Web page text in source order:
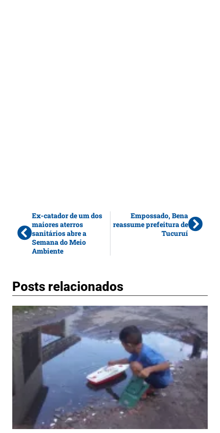
Ex-catador de um dos
maiores aterros
sanitários abre a
Semana do Meio
Ambiente
Empossado, Bena
reassume prefeitura de
Tucuruí
Posts relacionados